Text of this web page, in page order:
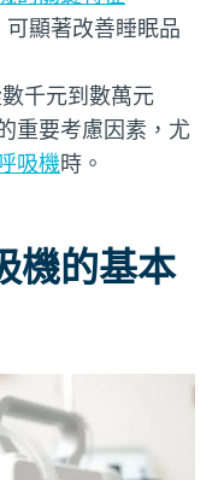
顯著改善睡眠品
千元到數萬元
重要考慮因素，尤
吸機時。
機的基本